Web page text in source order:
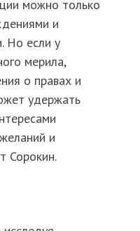
можно только
и
Но если у
мерила,
о правах и
удержать
и
Сорокин.